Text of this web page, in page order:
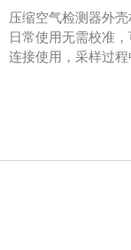
压缩空气检测器外
日常使用无需校准
连接使用，采样过程